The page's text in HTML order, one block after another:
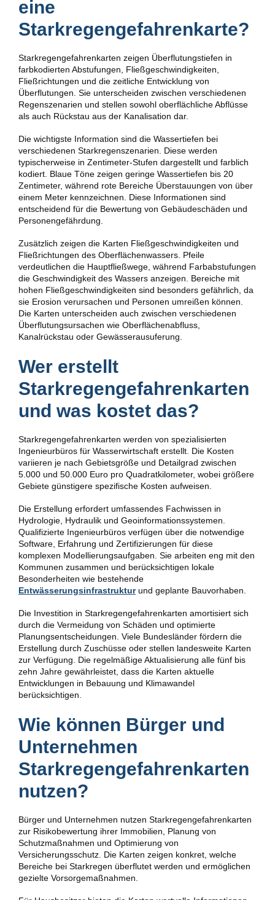
eine
Starkregengefahrenkarte?
Starkregengefahrenkarten zeigen Überflutungstiefen in
farbkodierten Abstufungen, Fließgeschwindigkeiten,
Fließrichtungen und die zeitliche Entwicklung von
Überflutungen. Sie unterscheiden zwischen verschiedenen
Regenszenarien und stellen sowohl oberflächliche Abflüsse
als auch Rückstau aus der Kanalisation dar.
Die wichtigste Information sind die Wassertiefen bei
verschiedenen Starkregenszenarien. Diese werden
typischerweise in Zentimeter-Stufen dargestellt und farblich
kodiert. Blaue Töne zeigen geringe Wassertiefen bis 20
Zentimeter, während rote Bereiche Überstauungen von über
einem Meter kennzeichnen. Diese Informationen sind
entscheidend für die Bewertung von Gebäudeschäden und
Personengefährdung.
Zusätzlich zeigen die Karten Fließgeschwindigkeiten und
Fließrichtungen des Oberflächenwassers. Pfeile
verdeutlichen die Hauptfließwege, während Farbabstufungen
die Geschwindigkeit des Wassers anzeigen. Bereiche mit
hohen Fließgeschwindigkeiten sind besonders gefährlich, da
sie Erosion verursachen und Personen umreißen können.
Die Karten unterscheiden auch zwischen verschiedenen
Überflutungsursachen wie Oberflächenabfluss,
Kanalrückstau oder Gewässerausuferung.
Wer erstellt
Starkregengefahrenkarten
und was kostet das?
Starkregengefahrenkarten werden von spezialisierten
Ingenieurbüros für Wasserwirtschaft erstellt. Die Kosten
variieren je nach Gebietsgröße und Detailgrad zwischen
5.000 und 50.000 Euro pro Quadratkilometer, wobei größere
Gebiete günstigere spezifische Kosten aufweisen.
Die Erstellung erfordert umfassendes Fachwissen in
Hydrologie, Hydraulik und Geoinformationssystemen.
Qualifizierte Ingenieurbüros verfügen über die notwendige
Software, Erfahrung und Zertifizierungen für diese
komplexen Modellierungsaufgaben. Sie arbeiten eng mit den
Kommunen zusammen und berücksichtigen lokale
Besonderheiten wie bestehende
Entwässerungsinfrastrukturund geplante Bauvorhaben.
Die Investition in Starkregengefahrenkarten amortisiert sich
durch die Vermeidung von Schäden und optimierte
Planungsentscheidungen. Viele Bundesländer fördern die
Erstellung durch Zuschüsse oder stellen landesweite Karten
zur Verfügung. Die regelmäßige Aktualisierung alle fünf bis
zehn Jahre gewährleistet, dass die Karten aktuelle
Entwicklungen in Bebauung und Klimawandel
berücksichtigen.
Wie können Bürger und
Unternehmen
Starkregengefahrenkarten
nutzen?
Bürger und Unternehmen nutzen Starkregengefahrenkarten
zur Risikobewertung ihrer Immobilien, Planung von
Schutzmaßnahmen und Optimierung von
Versicherungsschutz. Die Karten zeigen konkret, welche
Bereiche bei Starkregen überflutet werden und ermöglichen
gezielte Vorsorgemaßnahmen.